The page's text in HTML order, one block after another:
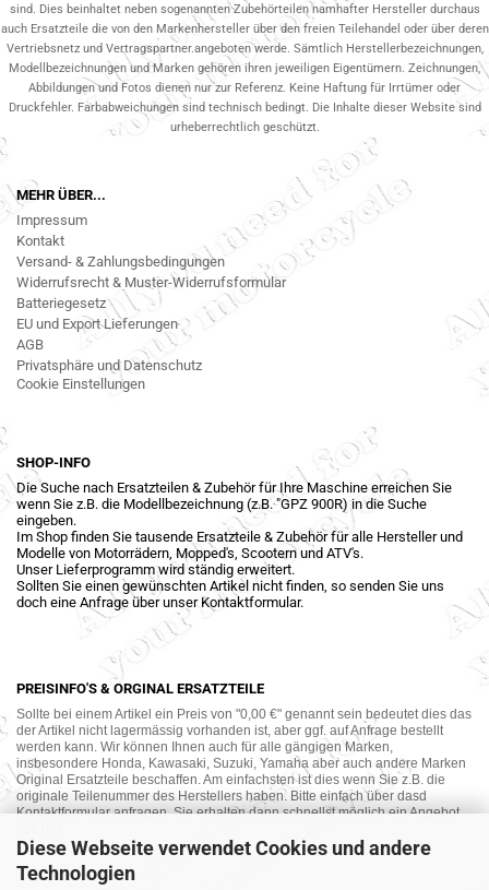
Diese Webseite verwendet Cookies und andere
Technologien
sind. Dies beinhaltet neben sogenannten Zubehörteilen namhafter Hersteller durchaus
auch Ersatzteile die von den Markenhersteller über den freien Teilehandel oder über deren
Vertriebsnetz und Vertragspartner.angeboten werde. Sämtlich Herstellerbezeichnungen,
Modellbezeichnungen und Marken gehören ihren jeweiligen Eigentümern. Zeichnungen,
Abbildungen und Fotos dienen nur zur Referenz. Keine Haftung für Irrtümer oder
Druckfehler. Farbabweichungen sind technisch bedingt. Die Inhalte dieser Website sind
urheberrechtlich geschützt.
MEHR ÜBER...
Impressum
Kontakt
Versand- & Zahlungsbedingungen
Widerrufsrecht & Muster-Widerrufsformular
Batteriegesetz
EU und Export Lieferungen
AGB
Privatsphäre und Datenschutz
Cookie Einstellungen
SHOP-INFO
Die Suche nach Ersatzteilen & Zubehör für Ihre Maschine erreichen Sie
wenn Sie z.B. die Modellbezeichnung (z.B. "GPZ 900R) in die Suche
eingeben.
Im Shop finden Sie tausende Ersatzteile & Zubehör für alle Hersteller und
Modelle von Motorrädern, Mopped's, Scootern und ATV's.
Unser Lieferprogramm wird ständig erweitert.
Sollten Sie einen gewünschten Artikel nicht finden, so senden Sie uns
doch eine Anfrage über unser Kontaktformular.
PREISINFO'S & ORGINAL ERSATZTEILE
Sollte bei einem Artikel ein Preis von "0,00 €" genannt sein bedeutet dies das
der Artikel nicht lagermässig vorhanden ist, aber ggf. auf Anfrage bestellt
werden kann. Wir können Ihnen auch für alle gängigen Marken,
insbesondere Honda, Kawasaki, Suzuki, Yamaha aber auch andere Marken
Original Ersatzteile beschaffen. Am einfachsten ist dies wenn Sie z.B. die
originale Teilenummer des Herstellers haben. Bitte einfach über dasd
Kontaktformular anfragen. Sie erhalten dann schnellst möglich ein Angebot